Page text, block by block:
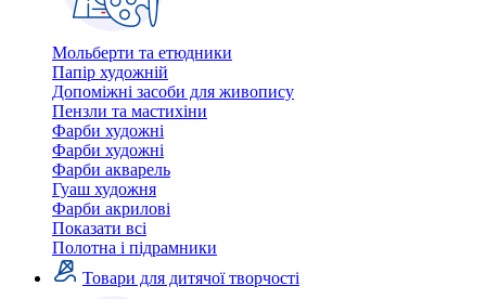
Мольберти та етюдники
Папір художній
Допоміжні засоби для живопису
Пензли та мастихіни
Фарби художні
Фарби художні
Фарби акварель
Гуаш художня
Фарби акрилові
Показати всі
Полотна і підрамники
Товари для дитячої творчості